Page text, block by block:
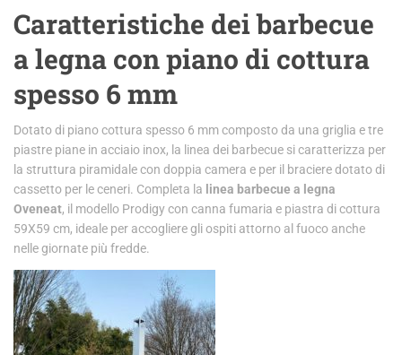
Caratteristiche dei barbecue
a legna con piano di cottura
spesso 6 mm
Dotato di piano cottura spesso 6 mm composto da una griglia e tre
piastre piane in acciaio inox, la linea dei barbecue si caratterizza per
la struttura piramidale con doppia camera e per il braciere dotato di
cassetto per le ceneri. Completa la linea barbecue a legna
Oveneat, il modello Prodigy con canna fumaria e piastra di cottura
59X59 cm, ideale per accogliere gli ospiti attorno al fuoco anche
nelle giornate più fredde.